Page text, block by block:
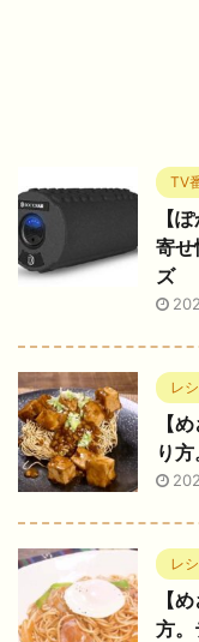
TV
【
寄せ
ズ
レ
【
り
レ
【
方。